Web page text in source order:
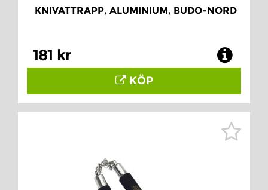
KNIVATTRAPP, ALUMINIUM, BUDO-NORD
181 kr
KÖP